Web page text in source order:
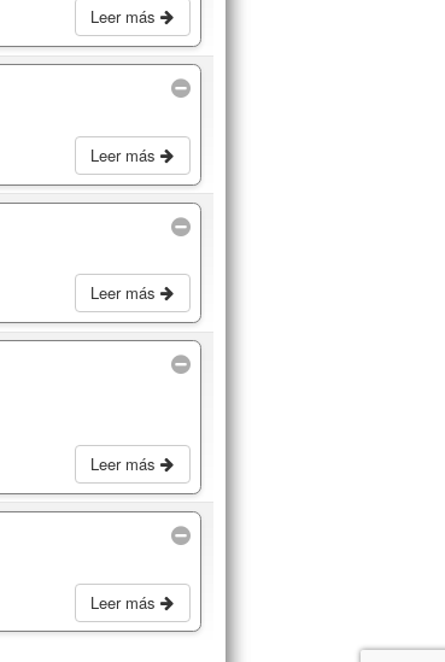
Leer más
Leer más
Leer más
Leer más
Leer más